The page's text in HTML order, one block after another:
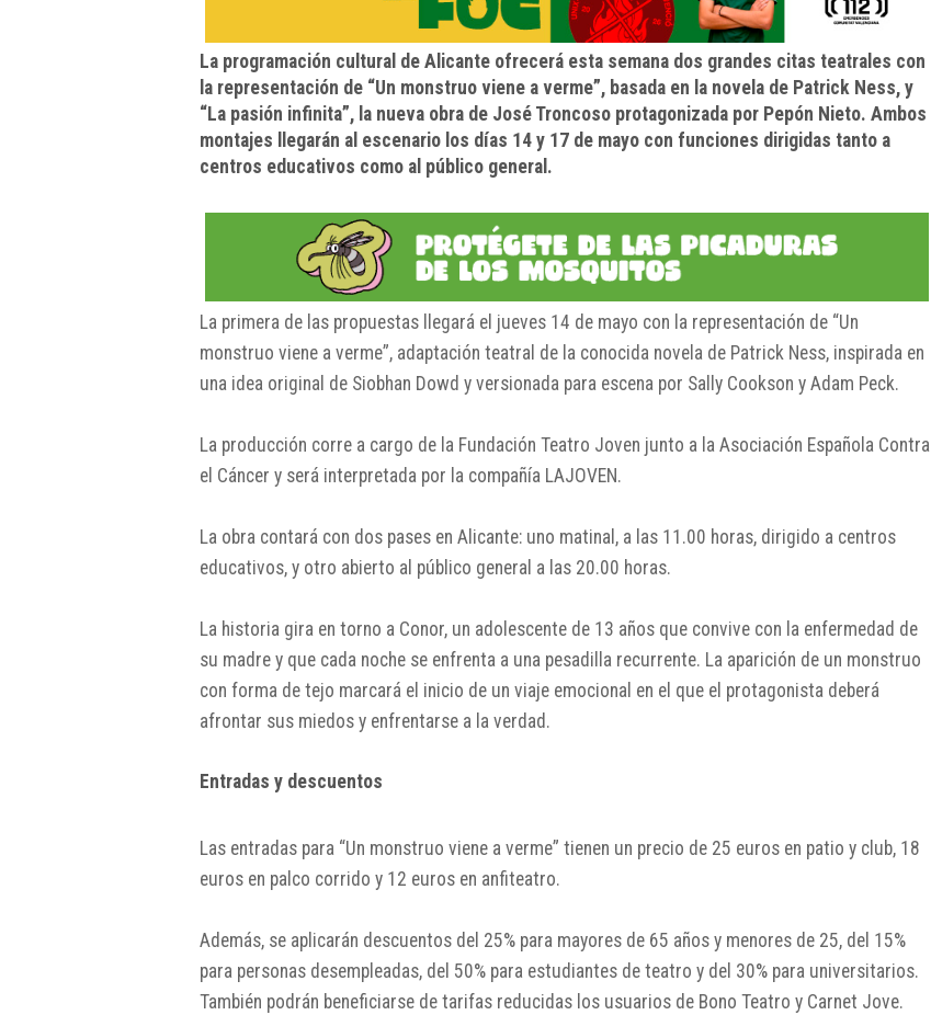
La programación cultural de Alicante ofrecerá esta semana dos grandes citas teatrales con
la representación de “Un monstruo viene a verme”, basada en la novela de Patrick Ness, y
“La pasión infinita”, la nueva obra de José Troncoso protagonizada por Pepón Nieto. Ambos
montajes llegarán al escenario los días 14 y 17 de mayo con funciones dirigidas tanto a
centros educativos como al público general.
La primera de las propuestas llegará el jueves 14 de mayo con la representación de “Un
monstruo viene a verme”, adaptación teatral de la conocida novela de Patrick Ness, inspirada en
una idea original de Siobhan Dowd y versionada para escena por Sally Cookson y Adam Peck.
La producción corre a cargo de la Fundación Teatro Joven junto a la Asociación Española Contra
el Cáncer y será interpretada por la compañía LAJOVEN.
La obra contará con dos pases en Alicante: uno matinal, a las 11.00 horas, dirigido a centros
educativos, y otro abierto al público general a las 20.00 horas.
La historia gira en torno a Conor, un adolescente de 13 años que convive con la enfermedad de
su madre y que cada noche se enfrenta a una pesadilla recurrente. La aparición de un monstruo
con forma de tejo marcará el inicio de un viaje emocional en el que el protagonista deberá
afrontar sus miedos y enfrentarse a la verdad.
Entradas y descuentos
Las entradas para “Un monstruo viene a verme” tienen un precio de 25 euros en patio y club, 18
euros en palco corrido y 12 euros en anfiteatro.
Además, se aplicarán descuentos del 25% para mayores de 65 años y menores de 25, del 15%
para personas desempleadas, del 50% para estudiantes de teatro y del 30% para universitarios.
También podrán beneficiarse de tarifas reducidas los usuarios de Bono Teatro y Carnet Jove.